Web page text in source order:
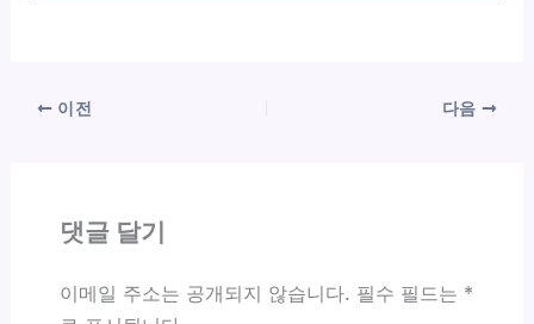
이전 다음
댓글 달기
이메일 주소는 공개되지 않습니다. 필수 필드는 *